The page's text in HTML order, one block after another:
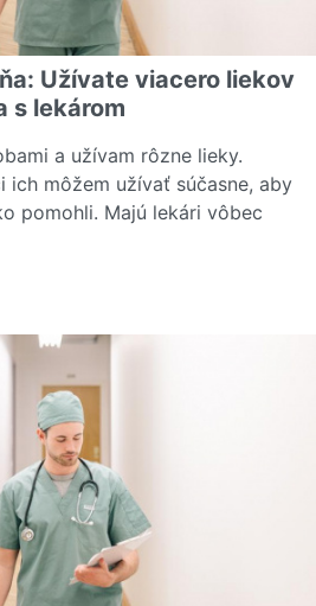
Užívate viacero liekov
s lekárom
a užívam rôzne lieky.
ich môžem užívať súčasne, aby
pomohli. Majú lekári vôbec